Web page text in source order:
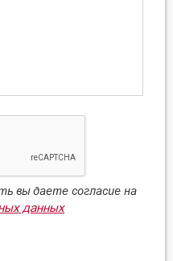
вы даете согласие на
данных